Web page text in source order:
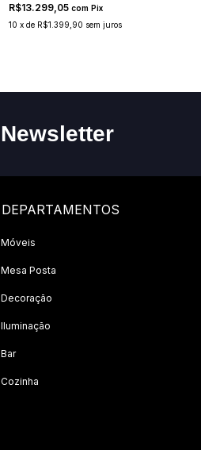
R$13.299,05 com Pix
10 x de R$1.399,90 sem juros
Newsletter
DEPARTAMENTOS
Móveis
Mesa Posta
Decoração
Iluminação
Bar
Cozinha